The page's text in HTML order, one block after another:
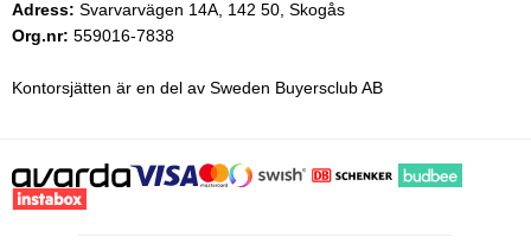
Adress: Svarvarvägen 14A, 142 50, Skogås
Org.nr: 559016-7838
Kontorsjätten är en del av Sweden Buyersclub AB